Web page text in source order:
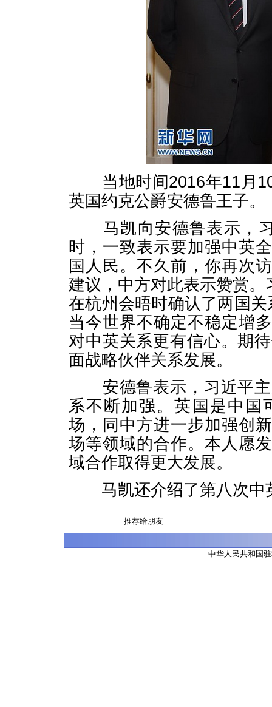
当地时间2016年11月10
英国约克公爵安德鲁王子。
马凯向安德鲁表示，习
时，一致表示要加强中英
国人民。不久前，你再次
建议，中方对此表示赞赏
在杭州会晤时确认了两国关
当今世界不确定不稳定增
对中英关系更有信心。期
面战略伙伴关系发展。
安德鲁表示，习近平主
系不断加强。英国是中国
场，同中方进一步加强创
场等领域的合作。本人愿
域合作取得更大发展。
马凯还介绍了第八次中
推荐给朋友
中华人民共和国